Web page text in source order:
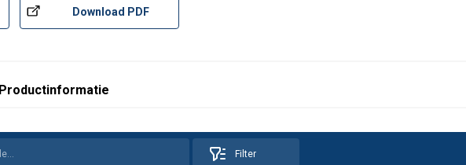
Download PDF
Productinformatie
Filter